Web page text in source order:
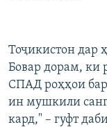
Тоҷикистон дар
Бовар дорам, ки
СПАД роҳҳои
ин мушкили
кард," – гуфт